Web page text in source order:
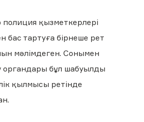
қызметкерлері
бас тартуға бірнеше рет
мәлімдеген. Сонымен
органдары бұл шабуылды
қылмысы ретінде